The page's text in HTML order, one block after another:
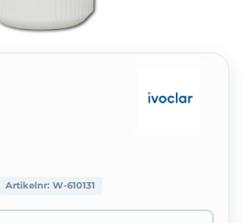
Artikelnr: W-610131